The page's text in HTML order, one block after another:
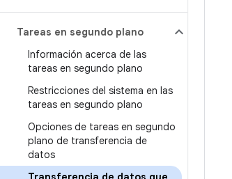
Tareas en segundo plano
Información acerca de las
tareas en segundo plano
Restricciones del sistema en las
tareas en segundo plano
Opciones de tareas en segundo
plano de transferencia de
datos